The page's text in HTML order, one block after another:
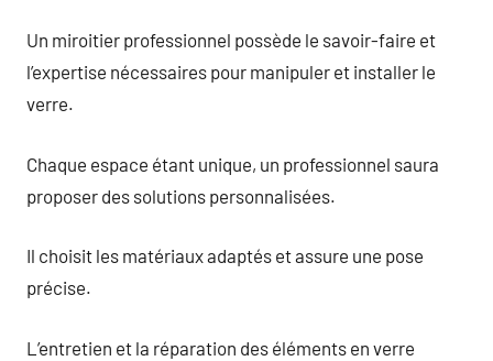
Un miroitier professionnel possède le savoir-faire et
l’expertise nécessaires pour manipuler et installer le
verre.
Chaque espace étant unique, un professionnel saura
proposer des solutions personnalisées.
Il choisit les matériaux adaptés et assure une pose
précise.
L’entretien et la réparation des éléments en verre